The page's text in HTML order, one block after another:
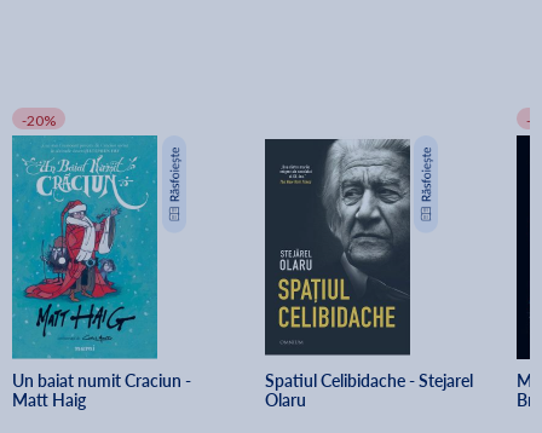
-20%
Un baiat numit Craciun -
Matt Haig
Spatiul Celibidache - Stejarel
Olaru
-